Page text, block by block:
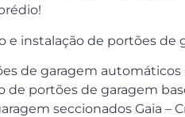
e instalação de portões
de garagem automáticos
de portões de garagem
seccionados Gaia –